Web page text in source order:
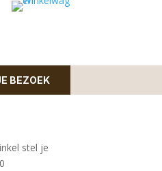
BEZOEK
Brown –
stel je